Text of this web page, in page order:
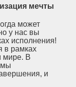
мечты
может
у нас вы
исполнения!
в рамках
мире. В
мы
и